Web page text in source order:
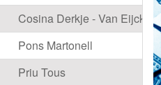
Cosina Derkje - Van Eijck
Pons Martonell
Priu Tous